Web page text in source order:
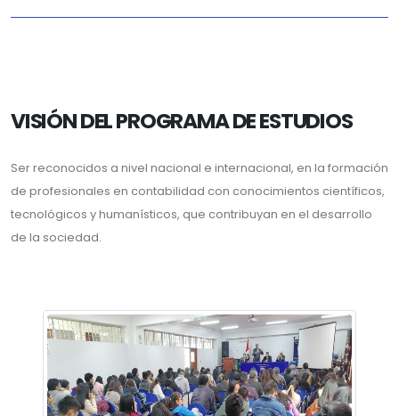
VISIÓN DEL PROGRAMA DE ESTUDIOS
Ser reconocidos a nivel nacional e internacional, en la formación
de profesionales en contabilidad con conocimientos científicos,
tecnológicos y humanísticos, que contribuyan en el desarrollo
de la sociedad.